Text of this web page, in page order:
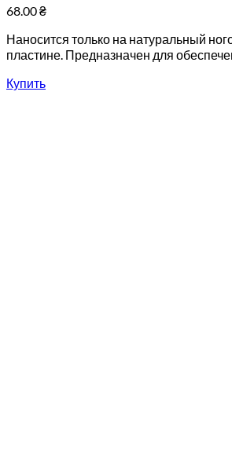
68.00₴
Наносится только на натуральный
пластине. Предназначен для
Купить